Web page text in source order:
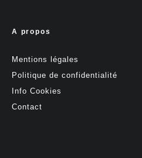
A propos
Mentions légales
Politique de confidentialité
Info Cookies
Contact